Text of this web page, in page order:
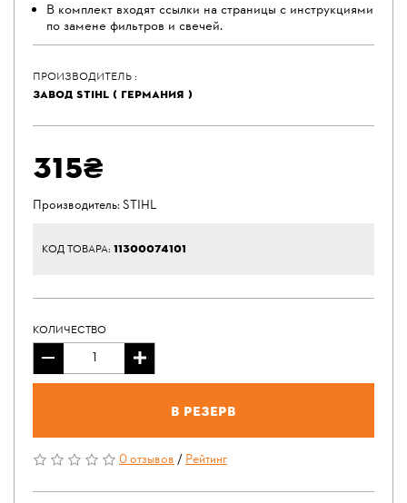
В комплект входят ссылки на страницы с инструкциями
по замене фильтров и свечей.
ПРОИЗВОДИТЕЛЬ :
ЗАВОД STIHL ( ГЕРМАНИЯ )
315₴
Производитель:STIHL
КОД ТОВАРА: 11300074101
КОЛИЧЕСТВО
В резерв
0 отзывов/Рейтинг